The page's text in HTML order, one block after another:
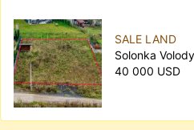
SALE LAND
Solonka
40 000 USD